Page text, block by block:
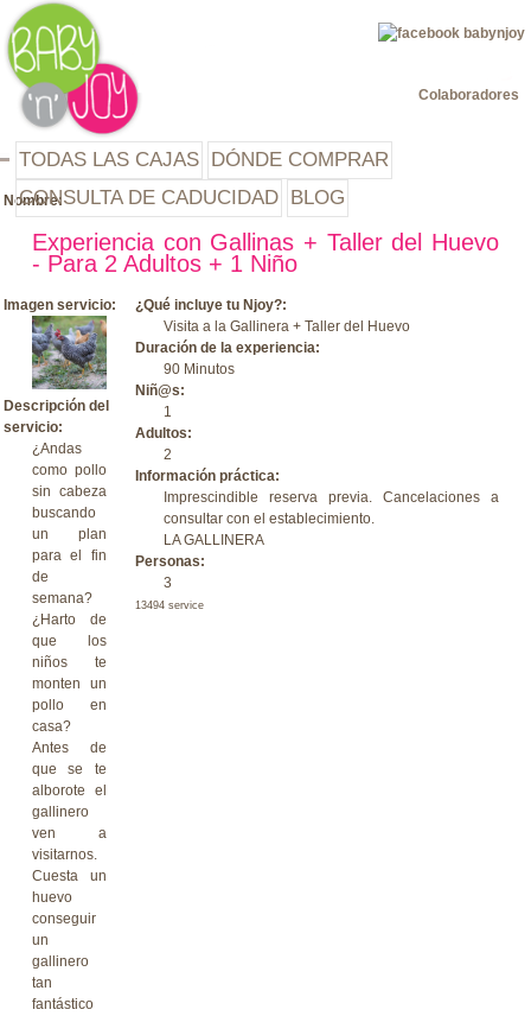
TODAS LAS CAJAS DÓNDE COMPRAR
CONSULTA DE CADUCIDAD BLOG
Colaboradores
Nombre:
Experiencia con Gallinas + Taller del Huevo
- Para 2 Adultos + 1 Niño
Imagen servicio:
Descripción del
servicio:
¿Andas
como pollo
sin cabeza
buscando
un plan
para el fin
de
semana?
¿Harto de
que los
niños te
monten un
pollo en
casa?
Antes de
que se te
alborote el
gallinero
ven a
visitarnos.
Cuesta un
huevo
conseguir
un
gallinero
tan
fantástico
¿Qué incluye tu Njoy?:
Visita a la Gallinera + Taller del Huevo
Duración de la experiencia:
90 Minutos
Niñ@s:
1
Adultos:
2
Información práctica:
Imprescindible reserva previa. Cancelaciones a
consultar con el establecimiento.
LA GALLINERA
Personas:
3
13494 service